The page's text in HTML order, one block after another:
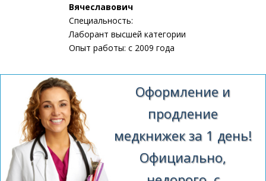
Вячеславович
Специальность:
Лаборант высшей категории
Опыт работы: с 2009 года
Оформление и
продление
медкнижек за 1 день!
Официально,